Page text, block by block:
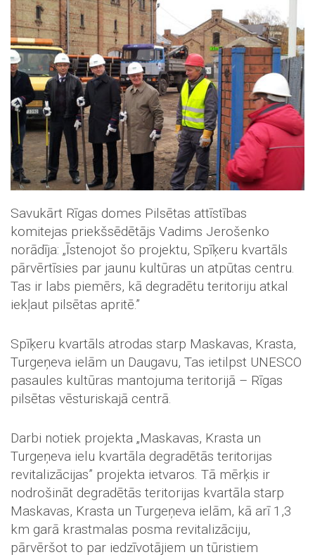
Savukārt Rīgas domes Pilsētas attīstības
komitejas priekšsēdētājs Vadims Jerošenko
norādīja: „Īstenojot šo projektu, Spīķeru kvartāls
pārvērtīsies par jaunu kultūras un atpūtas centru.
Tas ir labs piemērs, kā degradētu teritoriju atkal
iekļaut pilsētas apritē.”
Spīķeru kvartāls atrodas starp Maskavas, Krasta,
Turgeņeva ielām un Daugavu, Tas ietilpst UNESCO
pasaules kultūras mantojuma teritorijā – Rīgas
pilsētas vēsturiskajā centrā.
Darbi notiek projekta „Maskavas, Krasta un
Turgeņeva ielu kvartāla degradētās teritorijas
revitalizācijas” projekta ietvaros. Tā mērķis ir
nodrošināt degradētās teritorijas kvartāla starp
Maskavas, Krasta un Turgeņeva ielām, kā arī 1,3
km garā krastmalas posma revitalizāciju,
pārvēršot to par iedzīvotājiem un tūristiem